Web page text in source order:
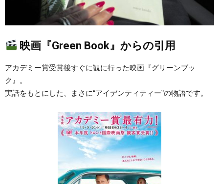
映画『Green Book』からの引用
アカデミー賞受賞後すぐに観に行った映画『グリーンブッ
ク』。
実話をもとにした、まさに“アイデンティティー”の物語です。